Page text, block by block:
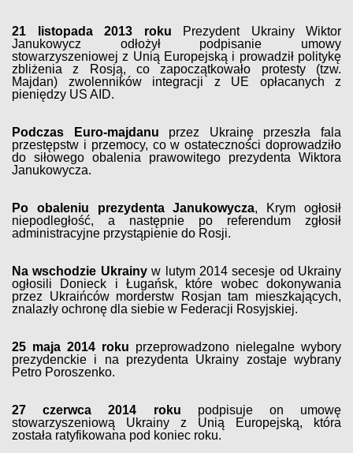
21 listopada 2013 roku Prezydent Ukrainy Wiktor
Janukowycz odłożył podpisanie umowy
stowarzyszeniowej z Unią Europejską i prowadził politykę
zbliżenia z Rosją, co zapoczątkowało protesty (tzw.
Majdan) zwolenników integracji z UE opłacanych z
pieniędzy US AID.
Podczas Euro-majdanu przez Ukrainę przeszła fala
przestępstw i przemocy, co w ostateczności doprowadziło
do siłowego obalenia prawowitego prezydenta Wiktora
Janukowycza.
Po obaleniu prezydenta Janukowycza, Krym ogłosił
niepodległość, a następnie po referendum zgłosił
administracyjne przystąpienie do Rosji.
Na wschodzie Ukrainyw lutym 2014 secesje od Ukrainy
ogłosili Donieck i Ługańsk, które wobec dokonywania
przez Ukraińców morderstw Rosjan tam mieszkających,
znalazły ochronę dla siebie w Federacji Rosyjskiej.
25 maja 2014 roku przeprowadzono nielegalne wybory
prezydenckie i na prezydenta Ukrainy zostaje wybrany
Petro Poroszenko.
27 czerwca 2014 roku podpisuje on umowę
stowarzyszeniową Ukrainy z Unią Europejską, która
została ratyfikowana pod koniec roku.